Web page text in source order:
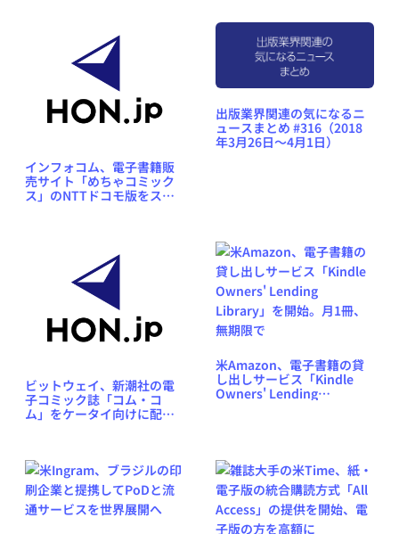
インフォコム、電子書籍販
売サイト「めちゃコミック
ス」のNTTドコモ版をスタ
出版業界関連の気になるニ
ュースまとめ #316（2018
年3月26日～4月1日）
ビットウェイ、新潮社の電
子コミック誌「コム・コ
ム」をケータイ向けに配信
米Amazon、電子書籍の貸
し出しサービス「Kindle
Owners' Lending